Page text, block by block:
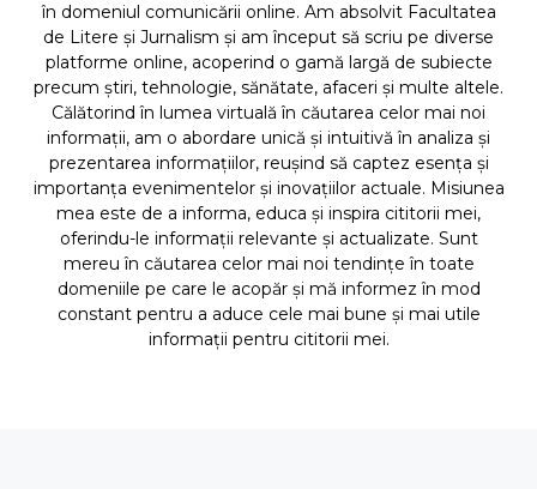
în domeniul comunicării online. Am absolvit Facultatea
de Litere și Jurnalism și am început să scriu pe diverse
platforme online, acoperind o gamă largă de subiecte
precum știri, tehnologie, sănătate, afaceri și multe altele.
Călătorind în lumea virtuală în căutarea celor mai noi
informații, am o abordare unică și intuitivă în analiza și
prezentarea informațiilor, reușind să captez esența și
importanța evenimentelor și inovațiilor actuale. Misiunea
mea este de a informa, educa și inspira cititorii mei,
oferindu-le informații relevante și actualizate. Sunt
mereu în căutarea celor mai noi tendințe în toate
domeniile pe care le acopăr și mă informez în mod
constant pentru a aduce cele mai bune și mai utile
informații pentru cititorii mei.